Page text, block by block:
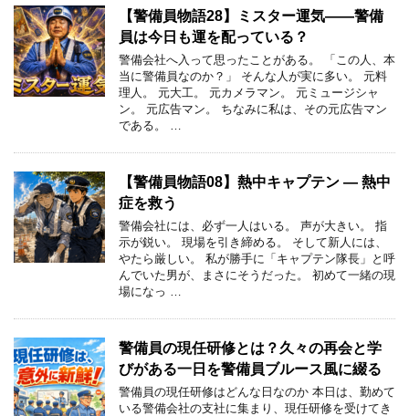
【警備員物語28】ミスター運気――警備
員は今日も運を配っている？
警備会社へ入って思ったことがある。 「この人、本
当に警備員なのか？」 そんな人が実に多い。 元料
理人。 元大工。 元カメラマン。 元ミュージシャ
ン。 元広告マン。 ちなみに私は、その元広告マン
である。 …
【警備員物語08】熱中キャプテン ― 熱中
症を救う
警備会社には、必ず一人はいる。 声が大きい。 指
示が鋭い。 現場を引き締める。 そして新人には、
やたら厳しい。 私が勝手に「キャプテン隊長」と呼
んでいた男が、まさにそうだった。 初めて一緒の現
場になっ …
警備員の現任研修とは？久々の再会と学
びがある一日を警備員ブルース風に綴る
警備員の現任研修はどんな日なのか 本日は、勤めて
いる警備会社の支社に集まり、現任研修を受けてき